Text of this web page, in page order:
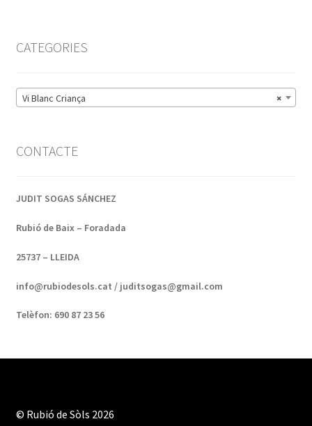
CATEGORIES
×
Vi Blanc Criança
CONTACTE
JUDIT SOGAS SÁNCHEZ
Rubió de Baix – Foradada
25737 – LLEIDA
info@rubiodesols.cat / juditsogas@gmail.com
Telèfon: 690 87 23 56
© Rubió de Sòls 2026